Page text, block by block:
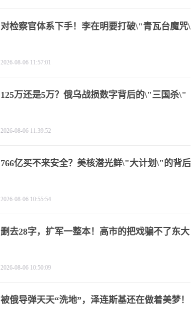
对检察官体系下手！李在明要打破\"青瓦台魔咒\"
2026-08-06 11:57:01
125万还是5万？俄乌战损数字背后的\"三国杀\"
2026-08-06 11:39:52
766亿买不来安全？美核潜光鲜\"大计划\"的背后
2026-08-06 10:55:54
删去28字，扩军一整本！高市的把戏骗不了东大
2026-08-06 10:50:09
被俄导弹天天“洗地”，泽连斯基还在做着美梦！